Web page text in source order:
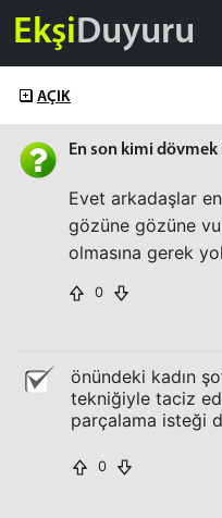
EkşiDuyuru
AÇIK
En son kimi dövmek
Evet arkadaşlar
gözüne gözüne
olmasına gerek
0
önündeki kadın
tekniğiyle taciz
parçalama isteği
0